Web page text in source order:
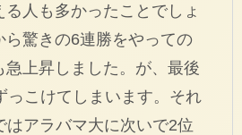
人も多かったことでしょ
ら驚きの6連勝をやっての
急上昇しました。が、最後
っこけてしまいます。それ
はアラバマ大に次いで2位